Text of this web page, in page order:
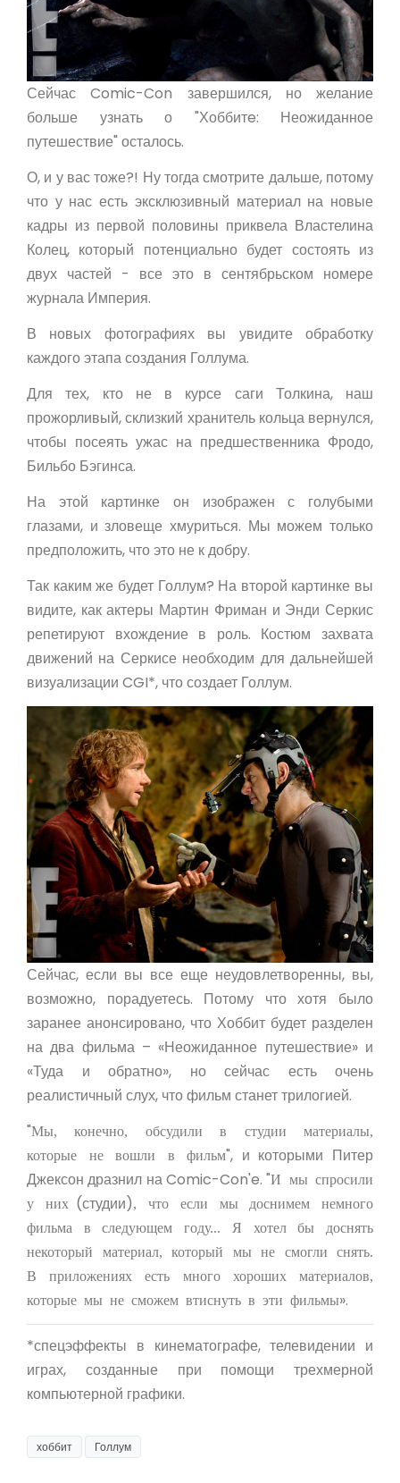
Сейчас Comic-Con завершился, но желание
больше узнать о "Хоббитe: Неожиданное
путешествие" осталось.
О, и у вас тоже?! Ну тогда смотрите дальше, потому
что у нас есть эксклюзивный материал на новые
кадры из первой половины приквела Властелина
Колец, который потенциально будет состоять из
двух частей - все это в сентябрьском номере
журнала Империя.
В новых фотографиях вы увидите обработку
каждого этапа создания Голлума.
Для тех, кто не в курсе саги Толкина, наш
прожорливый, склизкий хранитель кольца вернулся,
чтобы посеять ужас на предшественника Фродо,
Бильбо Бэгинса.
На этой картинке он изображен с голубыми
глазами, и зловеще хмуриться. Мы можем только
предположить, что это не к добру.
Так каким же будет Голлум? На второй картинке вы
видите, как актеры Мартин Фриман и Энди Серкис
репетируют вхождение в роль. Костюм захвата
движений на Серкисе необходим для дальнейшей
визуализации CGI*, что создает Голлум.
Сейчас, если вы все еще неудовлетворенны, вы,
возможно, порадуетесь. Потому что хотя было
заранее анонсировано, что Хоббит будет разделен
на два фильма – «Неожиданное путешествие» и
«Туда и обратно», но сейчас есть очень
реалистичный слух, что фильм станет трилогией.
"Мы, конечно, обсудили в студии материалы,
которые не вошли в фильм", и которыми Питер
Джексон дразнил на Comic-Con'e. "И мы спросили
у них(студии)
, что если мы доснимем немного
фильма в следующем году... Я хотел бы доснять
некоторый материал, который мы не смогли снять.
В приложениях есть много хороших материалов,
которые мы не сможем втиснуть в эти фильмы».
*спецэффекты в кинематографе, телевидении и
играх, созданные при помощи трехмерной
компьютерной графики.
хоббит Голлум